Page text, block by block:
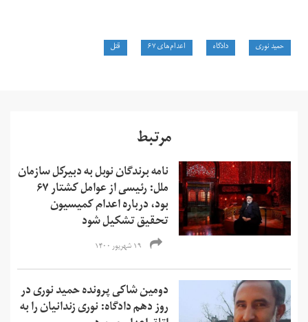
حمید نوری دادگاه اعدام‌های ۶۷ قتل
مرتبط
نامه برندگان نوبل به دبیرکل سازمان
ملل: رئیسی از عوامل کشتار ۶۷
بود، درباره اعدام کمیسیون
تحقیق تشکیل شود
۱۹ شهریور ۱۴۰۰
دومین شاکی پرونده حمید نوری در
روز دهم دادگاه: نوری زندانیان را به